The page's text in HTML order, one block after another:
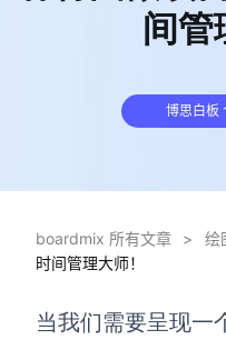
博思白板
博思白板SDK
博思白板离线版
间管
博思白板
boardmix 所有文章 > 绘
时间管理大师！
当我们需要呈现一